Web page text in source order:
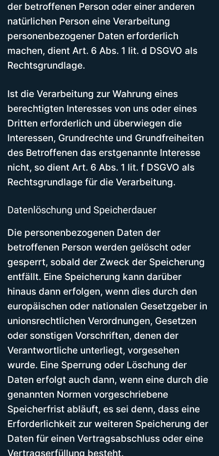
der betroffenen Person oder einer anderen
natürlichen Person eine Verarbeitung
personenbezogener Daten erforderlich
machen, dient Art. 6 Abs. 1 lit. d DSGVO als
Rechtsgrundlage.
Ist die Verarbeitung zur Wahrung eines
berechtigten Interesses von uns oder eines
Dritten erforderlich und überwiegen die
Interessen, Grundrechte und Grundfreiheiten
des Betroffenen das erstgenannte Interesse
nicht, so dient Art. 6 Abs. 1 lit. f DSGVO als
Rechtsgrundlage für die Verarbeitung.
Datenlöschung und Speicherdauer
Die personenbezogenen Daten der
betroffenen Person werden gelöscht oder
gesperrt, sobald der Zweck der Speicherung
entfällt. Eine Speicherung kann darüber
hinaus dann erfolgen, wenn dies durch den
europäischen oder nationalen Gesetzgeber in
unionsrechtlichen Verordnungen, Gesetzen
oder sonstigen Vorschriften, denen der
Verantwortliche unterliegt, vorgesehen
wurde. Eine Sperrung oder Löschung der
Daten erfolgt auch dann, wenn eine durch die
genannten Normen vorgeschriebene
Speicherfrist abläuft, es sei denn, dass eine
Erforderlichkeit zur weiteren Speicherung der
Daten für einen Vertragsabschluss oder eine
Vertragserfüllung besteht.